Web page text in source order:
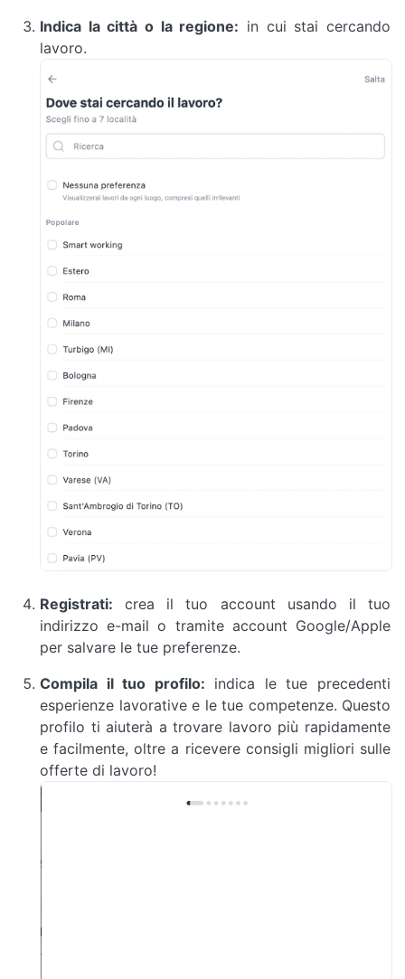
Indica la città o la regione: in cui stai cercando
lavoro.
Registrati: crea il tuo account usando il tuo
indirizzo e-mail o tramite account Google/Apple
per salvare le tue preferenze.
Compila il tuo profilo: indica le tue precedenti
esperienze lavorative e le tue competenze. Questo
profilo ti aiuterà a trovare lavoro più rapidamente
e facilmente, oltre a ricevere consigli migliori sulle
offerte di lavoro!